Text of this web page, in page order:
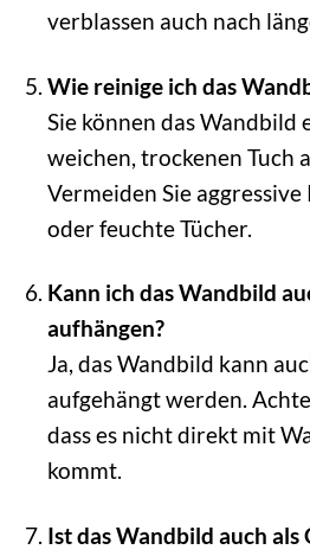
verblassen auch nach
Wie reinige ich das
Sie können das Wandbild
weichen, trockenen Tuch
Vermeiden Sie
oder feuchte Tücher.
Kann ich das Wandbild
aufhängen?
Ja, das Wandbild kann
aufgehängt werden.
dass es nicht direkt mit
kommt.
Ist das Wandbild auch als